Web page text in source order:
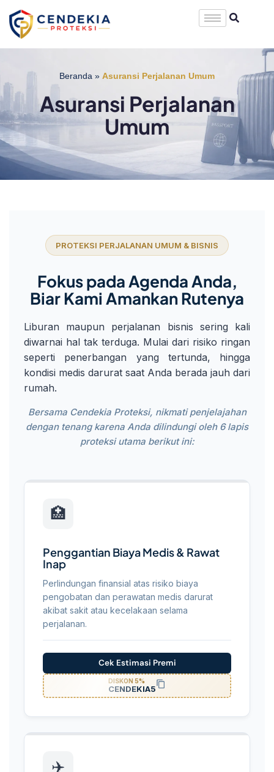
Beranda » Asuransi Perjalanan Umum
Asuransi Perjalanan
Umum
PROTEKSI PERJALANAN UMUM & BISNIS
Fokus pada Agenda Anda,
Biar Kami Amankan Rutenya
Liburan maupun perjalanan bisnis sering kali
diwarnai hal tak terduga. Mulai dari risiko ringan
seperti penerbangan yang tertunda, hingga
kondisi medis darurat saat Anda berada jauh dari
rumah.
Bersama Cendekia Proteksi, nikmati penjelajahan
dengan tenang karena Anda dilindungi oleh 6 lapis
proteksi utama berikut ini:
🏥
Penggantian Biaya Medis & Rawat
Inap
Perlindungan finansial atas risiko biaya
pengobatan dan perawatan medis darurat
akibat sakit atau kecelakaan selama
perjalanan.
Cek Estimasi Premi
DISKON 5%
CENDEKIA5
✈️